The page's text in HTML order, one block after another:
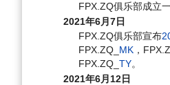
FPX.ZQ俱乐部成立一
2021年6月7日
FPX.ZQ俱乐部宣布
FPX.ZQ_ MK ，
FPX.ZQ_TY。
2021年6月12日